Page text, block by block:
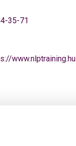
35-71
www.nlptraining.hu